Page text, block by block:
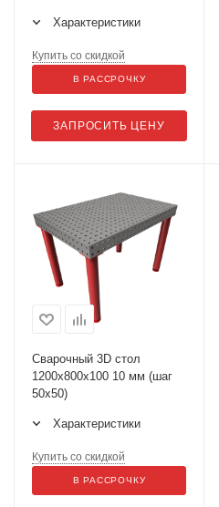
Характеристики
ЗАПРОСИТЬ ЦЕНУ
Купить со скидкой
В РАССРОЧКУ
Сварочный 3D стол
1200х800х100 10 мм (шаг
50х50)
Характеристики
Купить со скидкой
В РАССРОЧКУ